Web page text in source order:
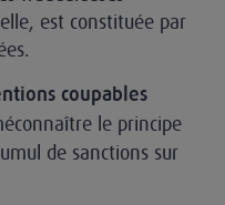
est constituée par
coupables
le principe
de sanctions sur